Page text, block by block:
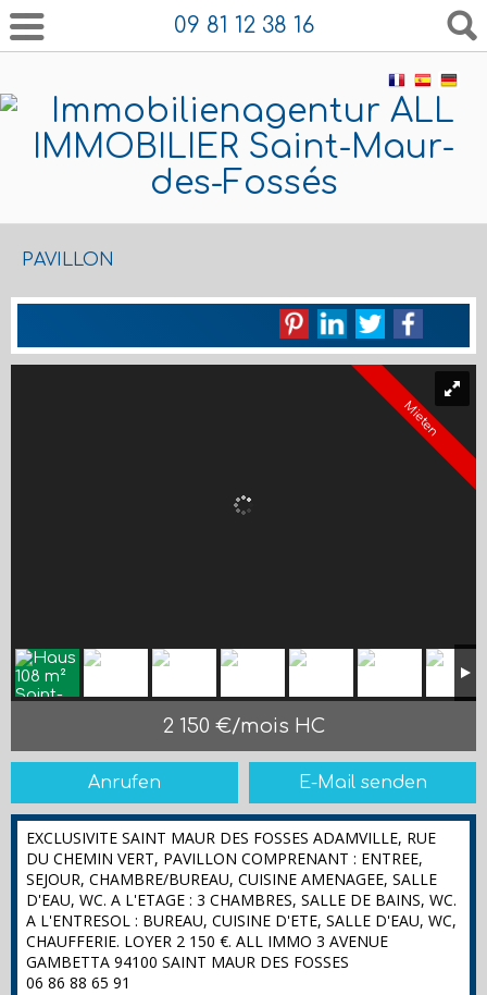
09 81 12 38 16
PAVILLON
Mieten
2 150 €/mois HC
Anrufen E-Mail senden
EXCLUSIVITE SAINT MAUR DES FOSSES ADAMVILLE, RUE
DU CHEMIN VERT, PAVILLON COMPRENANT : ENTREE,
SEJOUR, CHAMBRE/BUREAU, CUISINE AMENAGEE, SALLE
D'EAU, WC. A L'ETAGE : 3 CHAMBRES, SALLE DE BAINS, WC.
A L'ENTRESOL : BUREAU, CUISINE D'ETE, SALLE D'EAU, WC,
CHAUFFERIE. LOYER 2 150 €. ALL IMMO 3 AVENUE
GAMBETTA 94100 SAINT MAUR DES FOSSES
06 86 88 65 91